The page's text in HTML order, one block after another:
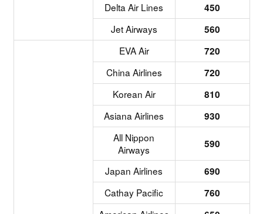
Delta Air Lines
450
Jet Airways
560
EVA Air
720
China Airlines
720
Korean Air
810
Asiana Airlines
930
All Nippon
Airways
590
Japan Airlines
690
Cathay Pacific
760